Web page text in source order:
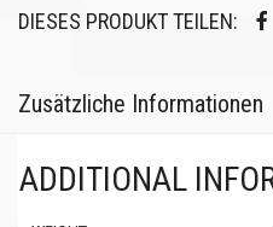
DIESES PRODUKT TEILEN:
Zusätzliche Informationen
ADDITIONAL